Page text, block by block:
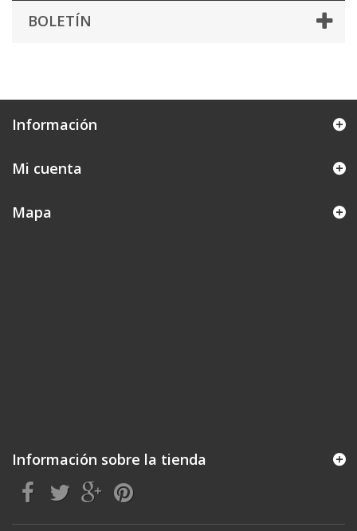
BOLETÍN
Información
Mi cuenta
Mapa
Información sobre la tienda